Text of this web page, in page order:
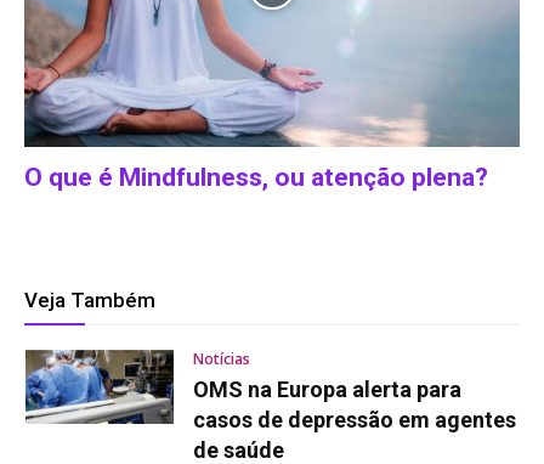
O que é Mindfulness, ou atenção plena?
Veja Também
Notícias
OMS na Europa alerta para
casos de depressão em agentes
de saúde